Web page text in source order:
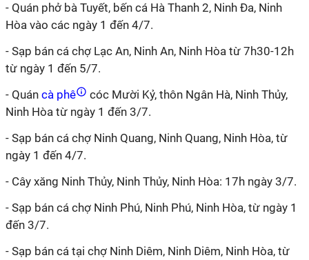
- Quán phở bà Tuyết, bến cá Hà Thanh 2, Ninh Đa, Ninh
Hòa vào các ngày 1 đến 4/7.
- Sạp bán cá chợ Lạc An, Ninh An, Ninh Hòa từ 7h30-12h
từ ngày 1 đến 5/7.
- Quán cà phê
cóc Mười Kỷ, thôn Ngân Hà, Ninh Thủy,
Ninh Hòa từ ngày 1 đến 3/7.
- Sạp bán cá chợ Ninh Quang, Ninh Quang, Ninh Hòa, từ
ngày 1 đến 4/7.
- Cây xăng Ninh Thủy, Ninh Thủy, Ninh Hòa: 17h ngày 3/7.
- Sạp bán cá chợ Ninh Phú, Ninh Phú, Ninh Hòa, từ ngày 1
đến 3/7.
- Sạp bán cá tại chợ Ninh Diêm, Ninh Diêm, Ninh Hòa, từ